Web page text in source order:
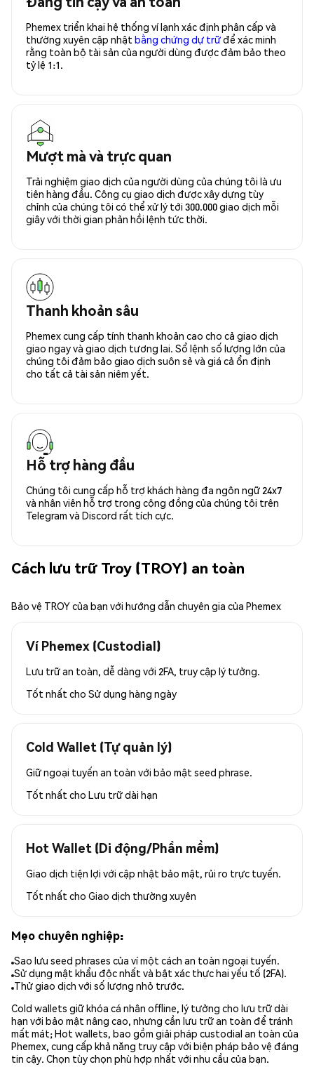
Phemex triển khai hệ thống ví lạnh xác định phân cấp và
thường xuyên cập nhật bằng chứng dự trữđể xác minh
rằng toàn bộ tài sản của người dùng được đảm bảo theo
tỷ lệ 1:1.
Mượt mà và trực quan
Trải nghiệm giao dịch của người dùng của chúng tôi là ưu
tiên hàng đầu. Công cụ giao dịch được xây dựng tùy
chỉnh của chúng tôi có thể xử lý tới 300.000 giao dịch mỗi
giây với thời gian phản hồi lệnh tức thời.
Thanh khoản sâu
Phemex cung cấp tính thanh khoản cao cho cả giao dịch
giao ngay và giao dịch tương lai. Sổ lệnh số lượng lớn của
chúng tôi đảm bảo giao dịch suôn sẻ và giá cả ổn định
cho tất cả tài sản niêm yết.
Hỗ trợ hàng đầu
Chúng tôi cung cấp hỗ trợ khách hàng đa ngôn ngữ 24x7
và nhân viên hỗ trợ trong cộng đồng của chúng tôi trên
Telegram và Discord rất tích cực.
Cách lưu trữ Troy (TROY) an toàn
Bảo vệ TROY của bạn với hướng dẫn chuyên gia của Phemex
Ví Phemex (Custodial)
Lưu trữ an toàn, dễ dàng với 2FA, truy cập lý tưởng.
Tốt nhất cho Sử dụng hàng ngày
Cold Wallet (Tự quản lý)
Giữ ngoại tuyến an toàn với bảo mật seed phrase.
Tốt nhất cho Lưu trữ dài hạn
Hot Wallet (Di động/Phần mềm)
Giao dịch tiện lợi với cập nhật bảo mật, rủi ro trực tuyến.
Tốt nhất cho Giao dịch thường xuyên
Mẹo chuyên nghiệp:
Sao lưu seed phrases của ví một cách an toàn ngoại tuyến.
Sử dụng mật khẩu độc nhất và bật xác thực hai yếu tố (2FA).
Thử giao dịch với số lượng nhỏ trước.
Cold wallets giữ khóa cá nhân offline, lý tưởng cho lưu trữ dài
hạn với bảo mật nâng cao, nhưng cần lưu trữ an toàn để tránh
mất mát; Hot wallets, bao gồm giải pháp custodial an toàn của
Phemex, cung cấp khả năng truy cập với biện pháp bảo vệ đáng
tin cậy. Chọn tùy chọn phù hợp nhất với nhu cầu của bạn.